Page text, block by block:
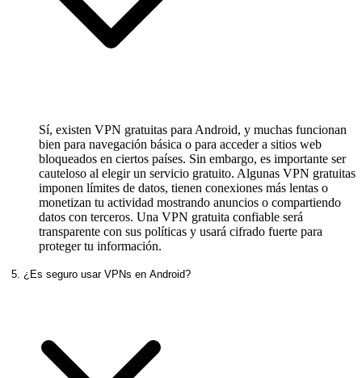
Sí, existen VPN gratuitas para Android, y muchas funcionan
bien para navegación básica o para acceder a sitios web
bloqueados en ciertos países. Sin embargo, es importante ser
cauteloso al elegir un servicio gratuito. Algunas VPN gratuitas
imponen límites de datos, tienen conexiones más lentas o
monetizan tu actividad mostrando anuncios o compartiendo
datos con terceros. Una VPN gratuita confiable será
transparente con sus políticas y usará cifrado fuerte para
proteger tu información.
5. ¿Es seguro usar VPNs en Android?